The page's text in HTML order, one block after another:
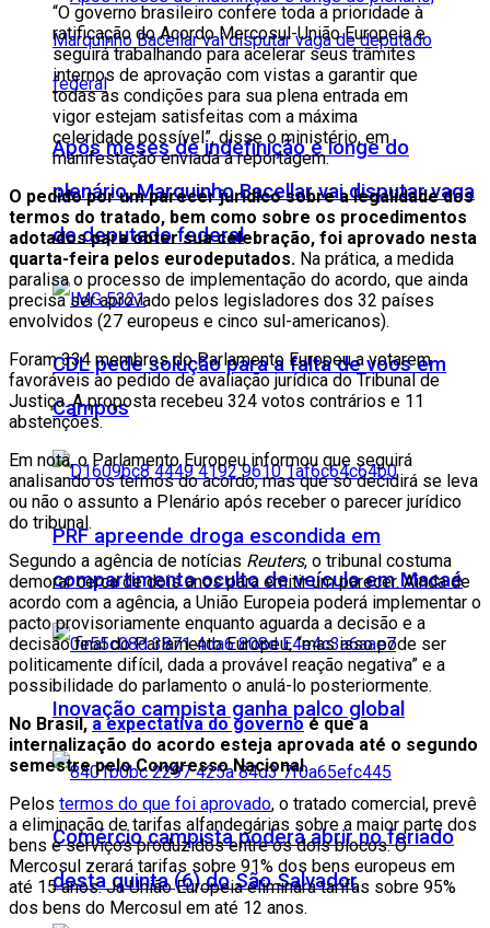
Após meses de indefinição e longe do
plenário, Marquinho Bacellar vai disputar vaga
de deputado federal
CDL pede solução para a falta de voos em
Campos
PRF apreende droga escondida em
compartimento oculto de veículo em Macaé
Inovação campista ganha palco global
Comércio campista poderá abrir no feriado
desta quinta (6) do São Salvador
“O governo brasileiro confere toda a prioridade à
ratificação do Acordo Mercosul-União Europeia e
seguirá trabalhando para acelerar seus trâmites
internos de aprovação com vistas a garantir que
todas as condições para sua plena entrada em
vigor estejam satisfeitas com a máxima
celeridade possível”, disse o ministério, em
manifestação enviada à reportagem.
O pedido por um parecer jurídico sobre a legalidade dos
termos do tratado, bem como sobre os procedimentos
adotados para obter sua celebração, foi aprovado nesta
quarta-feira pelos eurodeputados. Na prática, a medida
paralisa o processo de implementação do acordo, que ainda
precisa ser aprovado pelos legisladores dos 32 países
envolvidos (27 europeus e cinco sul-americanos).
Foram 334 membros do Parlamento Europeu a votarem
favoráveis ao pedido de avaliação jurídica do Tribunal de
Justiça. A proposta recebeu 324 votos contrários e 11
abstenções.
Em nota, o Parlamento Europeu informou que seguirá
analisando os termos do acordo, mas que só decidirá se leva
ou não o assunto a Plenário após receber o parecer jurídico
do tribunal.
Segundo a agência de notícias Reuters, o tribunal costuma
demorar cerca de dois anos para emitir um parecer. Ainda de
acordo com a agência, a União Europeia poderá implementar o
pacto provisoriamente enquanto aguarda a decisão e a
decisão final do Parlamento Europeu, “mas isso pode ser
politicamente difícil, dada a provável reação negativa” e a
possibilidade do parlamento o anulá-lo posteriormente.
No Brasil,a expectativa do governoé que a
internalização do acordo esteja aprovada até o segundo
semestre pelo Congresso Nacional.
Pelos termos do que foi aprovado, o tratado comercial, prevê
a eliminação de tarifas alfandegárias sobre a maior parte dos
bens e serviços produzidos entre os dois blocos. O
Mercosul zerará tarifas sobre 91% dos bens europeus em
até 15 anos. Já União Europeia eliminará tarifas sobre 95%
dos bens do Mercosul em até 12 anos.